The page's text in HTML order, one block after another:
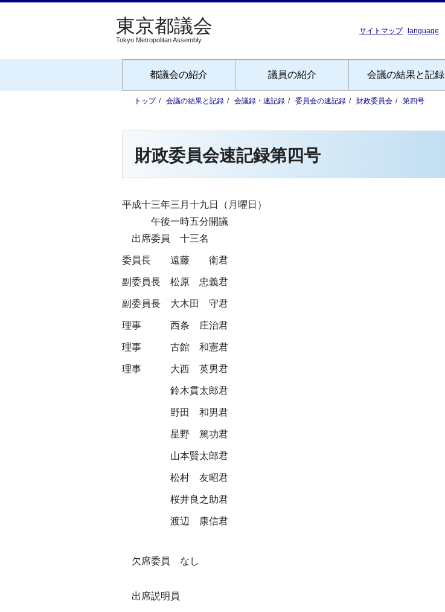
Tokyo Metropolitan Assembly
サイトマップ language
都議会の紹介 議員の紹介 会議の結果と記録
トップ 会議の結果と記録 会議録・速記録 委員会の速記録 財政委員会 第四号
財政委員会速記録第四号
平成十三年三月十九日（月曜日）
午後一時五分開議
出席委員 十三名
委員長 遠藤 衛君
副委員長 松原 忠義君
副委員長 大木田 守君
理事 西条 庄治君
理事 古館 和憲君
理事 大西 英男君
鈴木貫太郎君
野田 和男君
星野 篤功君
山本賢太郎君
松村 友昭君
桜井良之助君
渡辺 康信君
欠席委員 なし
出席説明員